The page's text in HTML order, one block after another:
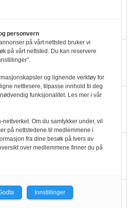
opprettholdes
varer, men fulle
lager mat i butikken
passerte 1 milliard i
personvern
på vårt nettsted bruker vi
på vårt nettsted. Du kan reservere
og lignende verktøy for
nettlesere, tilpasse innhold til deg
funksjonalitet. Les mer i vår
Om du samtykker under, vil
på nettstedene til medlemmene i
fra dine besøk på tvers av
over medlemmene finner du på
Innstillinger